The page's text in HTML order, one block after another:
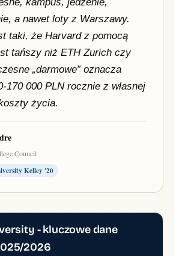
a nawet loty z Warszawy.
taki, że Harvard z pomocą
tańszy niż ETH Zurich czy
„darmowe” oznacza
170 000 PLN rocznie z własnej
życia.
Council
Kelley '20
- kluczowe dane
2026